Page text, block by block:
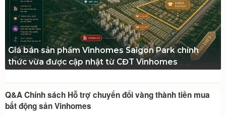
Giá bán sản phẩm Vinhomes Saigon Park chính
thức vừa được cập nhật từ CĐT Vinhomes
Q&A Chính sách Hỗ trợ chuyển đổi vàng thành tiền mua
bất động sản Vinhomes